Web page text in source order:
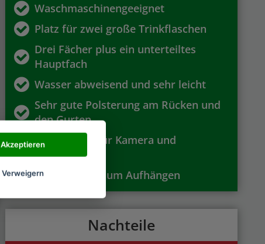
Waschmaschinengeeignet
Platz für zwei große Trinkflaschen
Drei Fächer plus ein unterteiltes
Hauptfach
Wasser abweisend und sehr leicht
Sehr gute Polsterung am Rücken und
den Gurten
Außengurte für Kamera und
Regenschirm
Hängelasche zum Aufhängen
Nachteile
Akzeptieren
Verweigern